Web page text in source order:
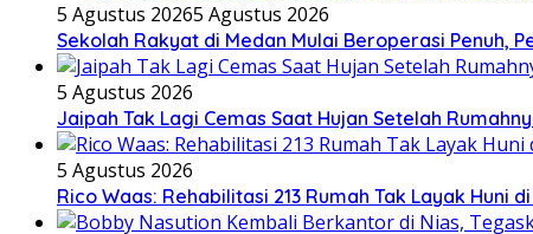
5 Agustus 20265 Agustus 2026
Sekolah Rakyat di Medan Mulai Beroperasi Penuh,
5 Agustus 2026
Jaipah Tak Lagi Cemas Saat Hujan Setelah
5 Agustus 2026
Rico Waas: Rehabilitasi 213 Rumah Tak Layak Huni